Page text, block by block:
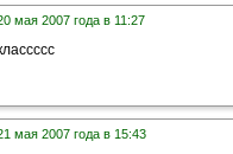
мая 2007 года в 11:27
мая 2007 года в 15:43